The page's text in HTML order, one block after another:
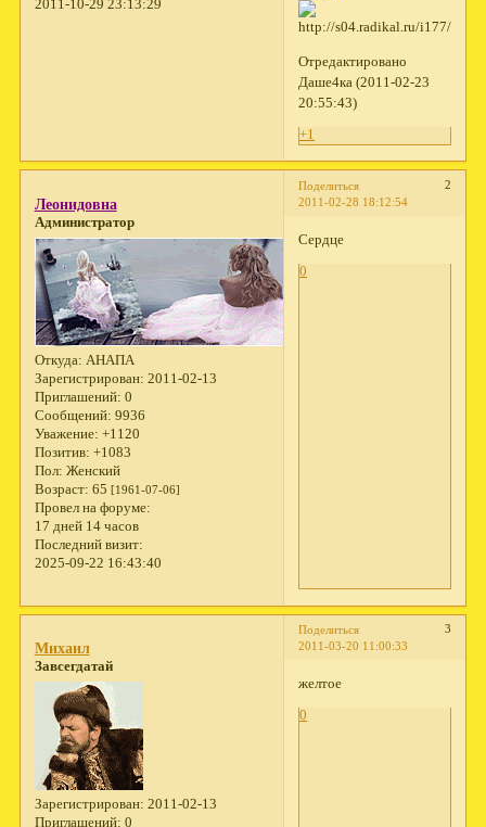
2011-10-29 23:13:29
Отредактировано
Даше4ка (2011-02-23
20:55:43)
+1
Поделиться
2
2011-02-28 18:12:54
Леонидовна
Администратор
Откуда: АНАПА
Зарегистрирован: 2011-02-13
Приглашений: 0
Сообщений: 9936
Уважение: +1120
Позитив: +1083
Пол: Женский
Возраст: 65 [1961-07-06]
Провел на форуме:
17 дней 14 часов
Последний визит:
2025-09-22 16:43:40
Сердце
0
Поделиться
3
2011-03-20 11:00:33
Михаил
Завсегдатай
Зарегистрирован: 2011-02-13
Приглашений: 0
желтое
0